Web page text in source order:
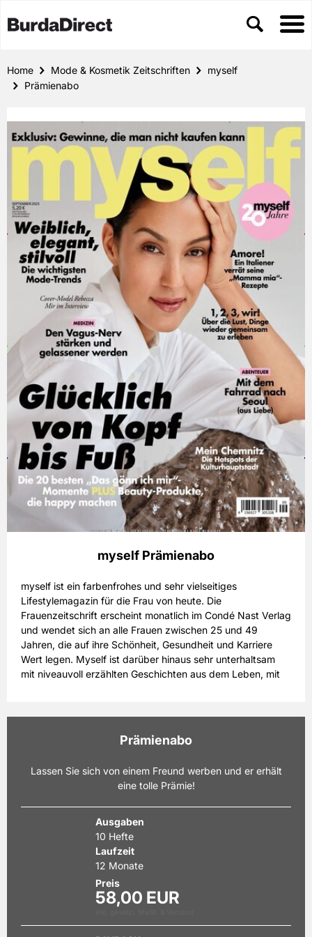
Home Mode & Kosmetik Zeitschriften
myself
Prämienabo
myself Prämienabo
myself ist ein farbenfrohes und sehr vielseitiges
Lifestylemagazin für die Frau von heute. Die
Frauenzeitschrift erscheint monatlich im Condé Nast Verlag
und wendet sich an alle Frauen zwischen 25 und 49
Jahren, die auf ihre Schönheit, Gesundheit und Karriere
Wert legen. Myself ist darüber hinaus sehr unterhaltsam
mit niveauvoll erzählten Geschichten aus dem Leben, mit
Beauty-Tipps und berät über das richtige Make-up. Mit
dem Frisurenberater findet man die typgerechte Frisur, die
passenden Pflegeprodukte und unterstreicht mit den
myself ist eine noch sehr junge Zeitschrift, deren
Erstausgabe am 27. August 2005 erschien. myself gibt´s
zum Kennenlernen im Miniabo. Wer Freundinnen eine
Freude bereiten möchte, verschenkt myself im Abo als
Geschenkabo oder empfiehlt es im Prämienabo weiter.
Prämienabo
Lassen Sie sich von einem Freund werben und er erhält
eine tolle Prämie!
Ausgaben
10 Hefte
Laufzeit
12 Monate
Preis
58,00 EUR